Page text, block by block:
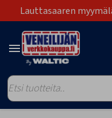
Lauttasaaren
poistunut